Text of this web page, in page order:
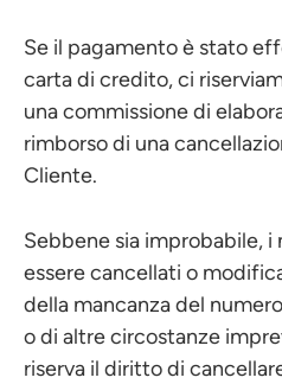
Se il pagamento è stato
carta di credito, ci
una commissione di
rimborso di una
Cliente.
Sebbene sia improbabile, i
essere cancellati o
della mancanza del
o di altre circostanze
riserva il diritto di